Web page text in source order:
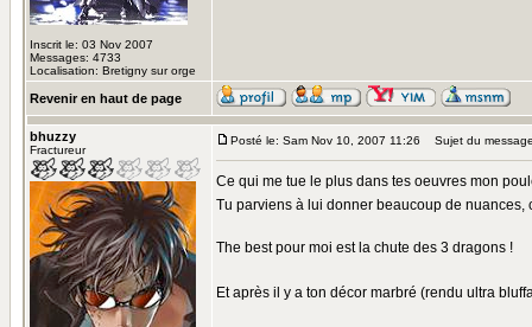
Inscrit le: 03 Nov 2007
Messages: 4733
Localisation: Bretigny sur orge
Revenir en haut de page
bhuzzy
Fractureur
Posté le: Sam Nov 10, 2007 11:26 Sujet du
Ce qui me tue le plus dans tes oeuvres mon
Tu parviens à lui donner beaucoup de
The best pour moi est la chute des 3 dragons !
Et après il y a ton décor marbré (rendu ultra